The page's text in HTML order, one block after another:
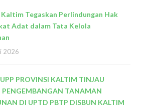
Kaltim Tegaskan Perlindungan Hak
Adat dalam Tata Kelola
2026
PROVINSI KALTIM TINJAU
PENGEMBANGAN TANAMAN
DI UPTD PBTP DISBUN KALTIM